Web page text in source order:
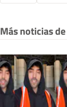
Más noticias de